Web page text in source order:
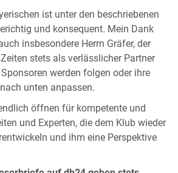
ist unter den beschriebenen
und konsequent. Mein Dank
insbesondere Herrn Gräfer, der
stets als verlässlicher Partner
werden folgen oder ihre
unten anpassen.
öffnen für kompetente und
und Experten, die dem Klub wieder
und ihm eine Perspektive